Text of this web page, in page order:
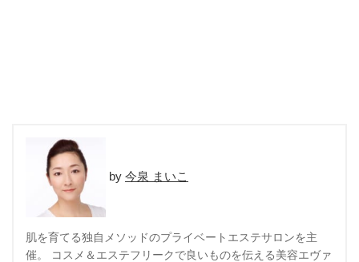
今泉 まいこ
肌を育てる独自メソッドのプライベートエステサロンを主
催。 コスメ＆エステフリークで良いものを伝える美容エヴァ